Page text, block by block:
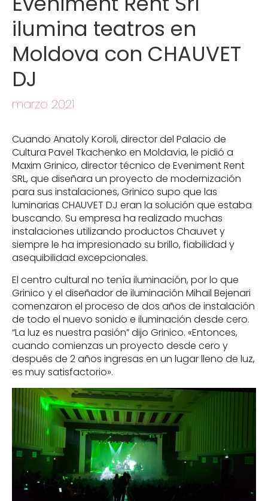
ilumina teatros en
Moldova con CHAUVET
DJ
marzo 2021
Cuando Anatoly Koroli, director del Palacio de
Cultura Pavel Tkachenko en Moldavia, le pidió a
Maxim Grinico, director técnico de Eveniment Rent
SRL, que diseñara un proyecto de modernización
para sus instalaciones, Grinico supo que las
luminarias CHAUVET DJ eran la solución que estaba
buscando. Su empresa ha realizado muchas
instalaciones utilizando productos Chauvet y
siempre le ha impresionado su brillo, fiabilidad y
asequibilidad excepcionales.
El centro cultural no tenía iluminación, por lo que
Grinico y el diseñador de iluminación Mihail Bejenari
comenzaron el proceso de dos años de instalación
de todo el nuevo sonido e iluminación desde cero.
“La luz es nuestra pasión” dijo Grinico. «Entonces,
cuando comienzas un proyecto desde cero y
después de 2 años ingresas en un lugar lleno de luz,
es muy satisfactorio».